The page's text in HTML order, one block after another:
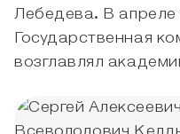
Лебедева. В апреле
Государственная
возглавлял